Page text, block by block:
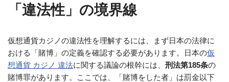
「違法性」の境界線
仮想通貨カジノの違法性を理解するには、まず日本の法律に
おける「賭博」の定義を確認する必要があります。日本の仮
想通貨 カジノ 違法に関する議論の根幹には、 刑法第185条の
賭博罪があります。ここでは、「賭博をした者」は罰金以下